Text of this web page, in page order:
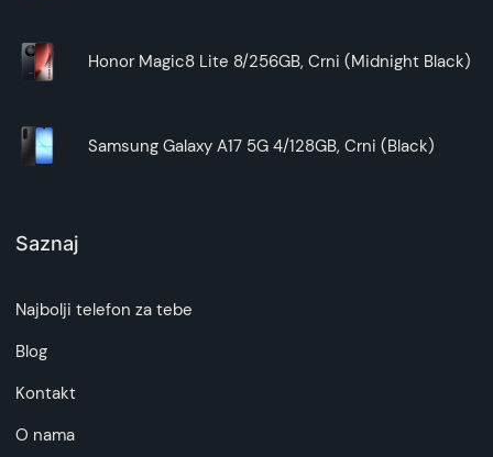
Honor Magic8 Lite 8/256GB, Crni (Midnight Black)
Samsung Galaxy A17 5G 4/128GB, Crni (Black)
Saznaj
Najbolji telefon za tebe
Blog
Kontakt
O nama